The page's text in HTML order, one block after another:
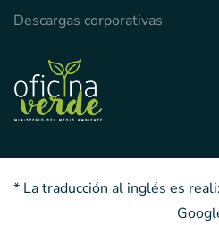
Descargas corporativas
* La traducción al inglés es